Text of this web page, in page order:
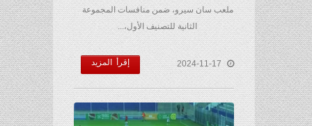
ملعب سان سيرو، ضمن منافسات المجموعة
الثانية للتصنيف الأول،...
2024-11-17 إقرأ المزيد